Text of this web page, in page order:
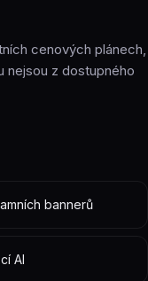
cenových plánech,
nejsou z dostupného
bannerů
AI